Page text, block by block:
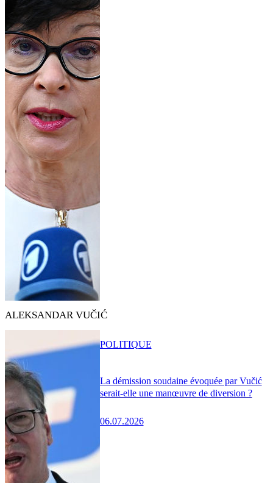
ALEKSANDAR VUČIĆ
La démission soudaine évoquée par Vučić
serait-elle une manœuvre de diversion ?
06.07.2026
POLITIQUE